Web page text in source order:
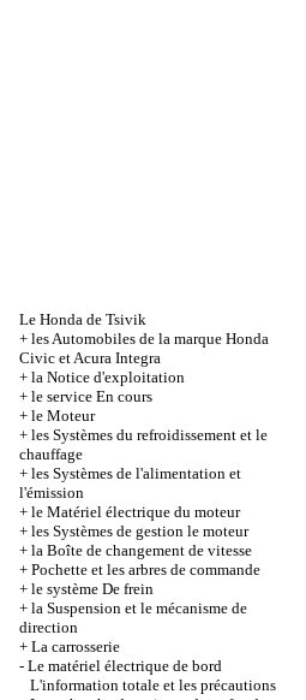
Le Honda de Tsivik
+ les Automobiles de la marque Honda
Civic et Acura Integra
+ la Notice d'exploitation
+ le service En cours
+ le Moteur
+ les Systèmes du refroidissement et le
chauffage
+ les Systèmes de l'alimentation et
l'émission
+ le Matériel électrique du moteur
+ les Systèmes de gestion le moteur
+ la Boîte de changement de vitesse
+ Pochette et les arbres de commande
+ le système De frein
+ la Suspension et le mécanisme de
direction
+ La carrosserie
- Le matériel électrique de bord
L'information totale et les précautions